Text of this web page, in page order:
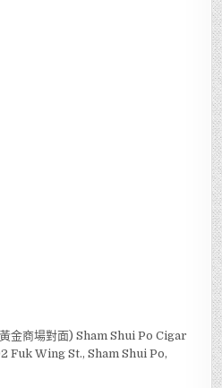
金商場對面) Sham Shui Po Cigar
Fuk Wing St., Sham Shui Po,